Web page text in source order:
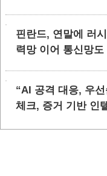
핀란드, 연말에 러
력망 이어 통신망도
“AI 공격 대응, 우
체크, 증거 기반 인